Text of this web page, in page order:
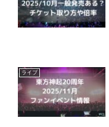
ライブ